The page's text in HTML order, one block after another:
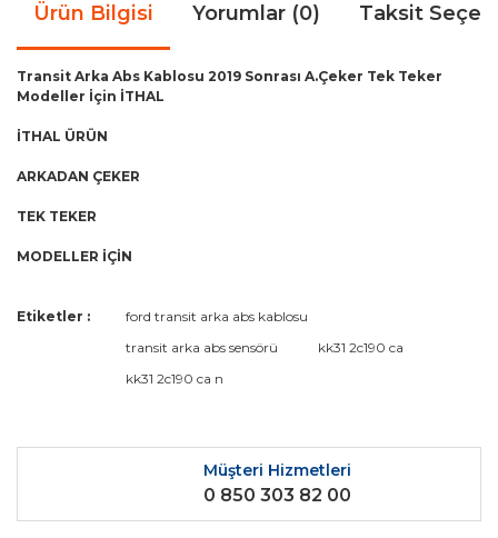
Ürün Bilgisi Yorumlar (0) Taksit
Transit Arka Abs Kablosu 2019 Sonrası A.Çeker Tek Teker
Modeller İçin İTHAL
İTHAL ÜRÜN
ARKADAN ÇEKER
TEK TEKER
MODELLER İÇİN
Bu ürüne ilk yorumu siz yapın!
Bu ürünün fiyat bilgisi, resim, ürün açıklamalarında ve diğer
kullanarak tarafımıza iletebilirsiniz.
Görüş ve önerileriniz için teşekkür ederiz.
Ürün açıklamasında eksik bilgiler bulunuyor.
Ürün bilgilerinde hatalar bulunuyor.
Ürün fiyatı diğer sitelerden daha pahalı.
Etiketler :
ford transit arka abs kablosu
transit arka abs sensörü
kk31 2c190 ca
kk31 2c190 ca n
Müşteri Hizmetleri
0 850 303 82 00